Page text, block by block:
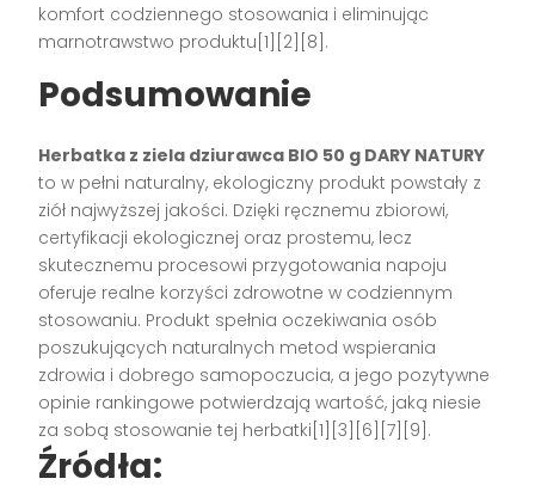
komfort codziennego stosowania i eliminując
marnotrawstwo produktu[1][2][8].
Podsumowanie
Herbatka z ziela dziurawca BIO 50 g DARY NATURY
to w pełni naturalny, ekologiczny produkt powstały z
ziół najwyższej jakości. Dzięki ręcznemu zbiorowi,
certyfikacji ekologicznej oraz prostemu, lecz
skutecznemu procesowi przygotowania napoju
oferuje realne korzyści zdrowotne w codziennym
stosowaniu. Produkt spełnia oczekiwania osób
poszukujących naturalnych metod wspierania
zdrowia i dobrego samopoczucia, a jego pozytywne
opinie rankingowe potwierdzają wartość, jaką niesie
za sobą stosowanie tej herbatki[1][3][6][7][9].
Źródła: